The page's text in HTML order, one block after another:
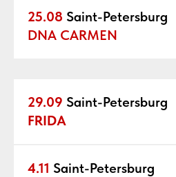
25.08 Saint-Petersburg
DNA CARMEN
29.09 Saint-Petersburg
FRIDA
4.11 Saint-Petersburg